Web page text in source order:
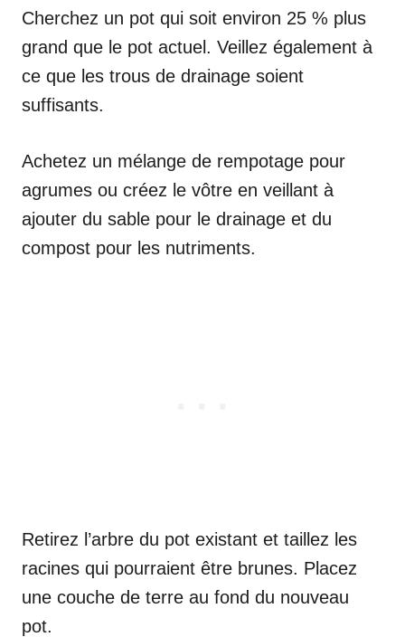
Cherchez un pot qui soit environ 25 % plus
grand que le pot actuel. Veillez également à
ce que les trous de drainage soient
suffisants.
Achetez un mélange de rempotage pour
agrumes ou créez le vôtre en veillant à
ajouter du sable pour le drainage et du
compost pour les nutriments.
Retirez l’arbre du pot existant et taillez les
racines qui pourraient être brunes. Placez
une couche de terre au fond du nouveau
pot.